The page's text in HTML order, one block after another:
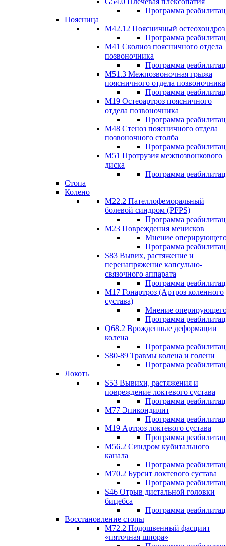
Программа
Поясница
М42.12 Поясничный остеохондроз
Программа
М41 Сколиоз поясничного отдела
позвоночника
Программа
M51.3 Межпозвоночная грыжа
поясничного отдела позвоночника
Программа
М19 Остеоартроз поясничного
отдела позвоночника
Программа
M48 Стеноз поясничного отдела
позвоночного столба
Программа
М51 Протрузия межпозвонкового
диска
Программа
Стопа
Колено
М22.2 Пателлофеморальный
болевой синдром (PFPS)
Программа
М23 Повреждения менисков
Мнение
Программа
S83 Вывих, растяжение и
перенапряжение капсульно-
связочного аппарата
Программа
М17 Гонартроз (Артроз коленного
сустава)
Мнение
Программа
Q68.2 Врожденные деформации
колена
Программа
S80-89 Травмы колена и голени
Программа
Локоть
S53 Вывихи, растяжения и
повреждение локтевого сустава
Программа
М77 Эпикондилит
Программа
M19 Артроз локтевого сустава
Программа
М56.2 Синдром кубитального
канала
Программа
M70.2 Бурсит локтевого сустава
Программа
S46 Отрыв дистальной головки
бицебса
Программа
Восстановление стопы
М72.2 Подошвенный фасциит
«пяточная шпора»